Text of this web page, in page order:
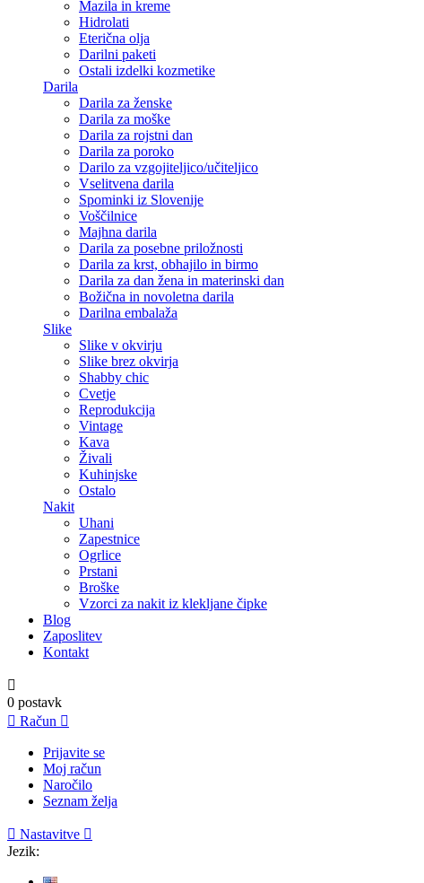
Mazila in kreme
Hidrolati
Eterična olja
Darilni paketi
Ostali izdelki kozmetike
Darila
Darila za ženske
Darila za moške
Darila za rojstni dan
Darila za poroko
Darilo za vzgojiteljico/učiteljico
Vselitvena darila
Spominki iz Slovenije
Voščilnice
Majhna darila
Darila za posebne priložnosti
Darila za krst, obhajilo in birmo
Darila za dan žena in materinski dan
Božična in novoletna darila
Darilna embalaža
Slike
Slike v okvirju
Slike brez okvirja
Shabby chic
Cvetje
Reprodukcija
Vintage
Kava
Živali
Kuhinjske
Ostalo
Nakit
Uhani
Zapestnice
Ogrlice
Prstani
Broške
Vzorci za nakit iz klekljane čipke
Blog
Zaposlitev
Kontakt

0 postavk
 Račun 
Prijavite se
Moj račun
Naročilo
Seznam želja
 Nastavitve 
Jezik: